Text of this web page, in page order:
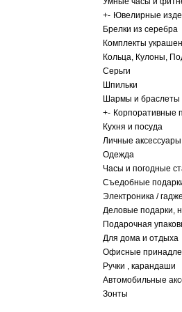
+- Ювелирные
Брелки из серебра
Комплекты
Кольца, Кулоны,
Серьги
Шпильки
Шармы и браслеты
+- Корпоративные
Кухня и посуда
Личные аксессуары
Одежда
Часы и погодные
Съедобные
Электроника /
Деловые подарки,
Подарочная
Для дома и отдыха
Офисные
Ручки , карандаши
Автомобильные
Зонты